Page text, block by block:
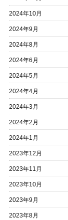
2024年10月
2024年9月
2024年8月
2024年6月
2024年5月
2024年4月
2024年3月
2024年2月
2024年1月
2023年12月
2023年11月
2023年10月
2023年9月
2023年8月